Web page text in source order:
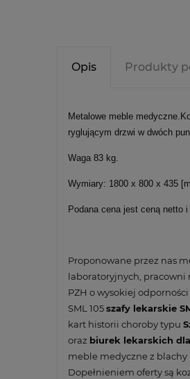
Opis Produkty
Metalowe meble
ryglującym drzwi w dwóch
Waga 83 kg.
Wymiary: 1800 x 800 x 435
Podana cena jest ceną netto
Proponowane przez nas
laboratoryjnych, pracowni
PZH o wysokiej
SML 105szafy lekarskie
kart historii choroby typu
oraz biurek lekarskich
meble medyczne z
Dopełnieniem oferty są